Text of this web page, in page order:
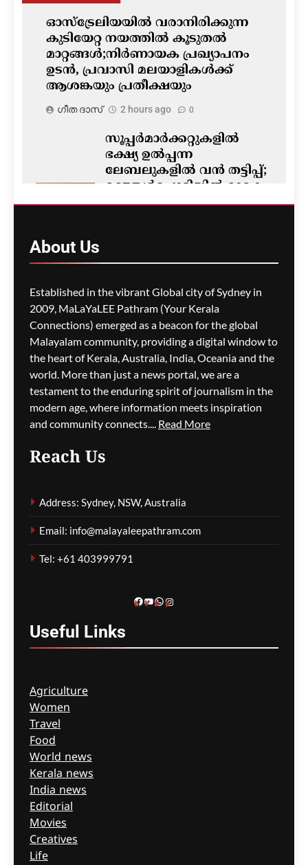
ഓസ്‌ട്രേലിയയിൽ വരാനിരിക്കുന്ന
കുടിയേറ്റ നയത്തിൽ കൂടുതൽ
മാറ്റങ്ങൾ;നിർണായക പ്രഖ്യാപനം
ഉടൻ, പ്രവാസി മലയാളികൾക്ക്
ആശങ്കയും പ്രതീക്ഷയും
ഗീത ദാസ്‌ 2 hours ago 0
സൂപ്പർമാർക്കറ്റുകളിൽ
ഭക്ഷ്യ ഉൽപ്പന്ന
ലേബലുകളിൽ വൻ തട്ടിപ്പ്;
മഞ്ഞൾപ്പൊടിയിൽ മാരക
വിഷാംശമെന്ന്
M5 മോട്ടോർവേയിൽ
മാലിന്യ ട്രക്കിന് തീപിടിച്ചു;
കിലോമീറ്ററുകളോളം
ഗതാഗതക്കുരുക്ക്, മലയാളി
യാത്രികരെയും ബാധിച്ചു
ഗീത ദാസ്‌ 3 hours ago
നടപടിക്രമങ്ങൾ
About Us
Established in the vibrant Global city of Sydney in
2009, MaLaYaLEE Pathram (Your Kerala
Connections) emerged as a beacon for the global
Malayalam community, providing a digital window to
the heart of Kerala, Australia, India, Oceania and the
world. More than just a news portal, we are a
testament to the enduring spirit of journalism in the
modern age, where information meets inspiration
and community connects.... Read More
Reach Us
Address: Sydney, NSW, Australia
Email: info@malayaleepathram.com
Tel: +61 403999791
Facebook
YouTube
WhatsApp
Instagram
Useful Links
Agriculture
Women
Travel
Food
World news
Kerala news
India news
Editorial
Movies
Creatives
Life